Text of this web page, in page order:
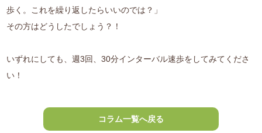
歩く。これを繰り返したらいいのでは？」
その方はどうしたでしょう？！
いずれにしても、週3回、30分インターバル速歩をしてみてくださ
い！
コラム一覧へ戻る